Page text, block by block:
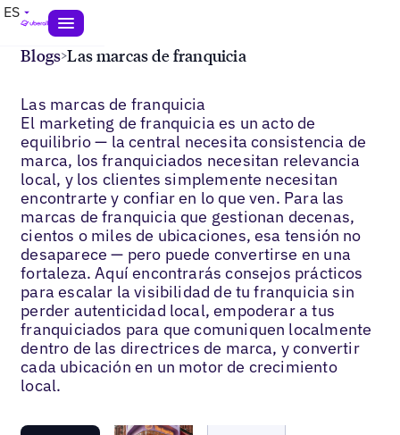
ES
Blogs>Las marcas de franquicia
Las marcas de franquicia
El marketing de franquicia es un acto de
equilibrio — la central necesita consistencia de
marca, los franquiciados necesitan relevancia
local, y los clientes simplemente necesitan
encontrarte y confiar en lo que ven. Para las
marcas de franquicia que gestionan decenas,
cientos o miles de ubicaciones, esa tensión no
desaparece — pero puede convertirse en una
fortaleza. Aquí encontrarás consejos prácticos
para escalar la visibilidad de tu franquicia sin
perder autenticidad local, empoderar a tus
franquiciados para que comuniquen localmente
dentro de las directrices de marca, y convertir
cada ubicación en un motor de crecimiento
local.